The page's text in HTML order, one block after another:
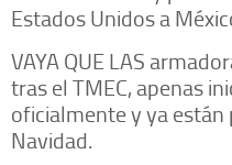
Estados Unidos a
VAYA QUE LAS
tras el TMEC, apenas
oficialmente y ya
Navidad.